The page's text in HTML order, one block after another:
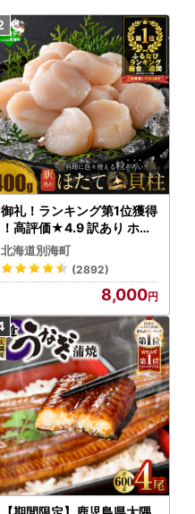
御礼！ランキング第1位獲得
！高評価★4.9 訳あり ホタ
テ 400g（ほたて 帆立 貝柱
冷凍 ）
北海道別海町
(2892)
8,000